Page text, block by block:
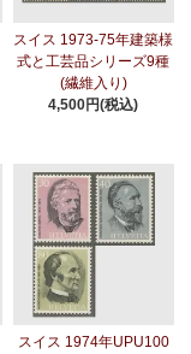
スイス 1973-75年建築様
式と工芸品シリーズ9種
(繊維入り)
4,500円(税込)
スイス 1974年UPU100